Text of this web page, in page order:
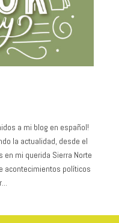
a mi blog en español!
la actualidad, desde el
mi querida Sierra Norte
acontecimientos políticos